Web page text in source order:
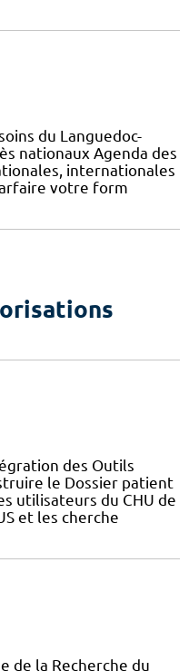
du Languedoc-
nationaux Agenda des
internationales
votre form
des Outils
le Dossier patient
utilisateurs du CHU de
et les cherche
de la Recherche du